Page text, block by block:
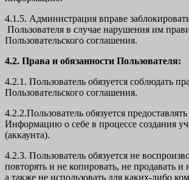
4.1.5. Администрация вправе
Пользователя в случае нарушения им
Пользовательского соглашения.
4.2. Права и обязанности Пользователя:
4.2.1. Пользователь обязуется соблюдать
Пользовательского соглашения.
4.2.2.Пользователь обязуется
Информацию о себе в процессе создания
(аккаунта).
4.2.3. Пользователь обязуется не
повторять и не копировать, не продавать и
а также не использовать для каких-либо